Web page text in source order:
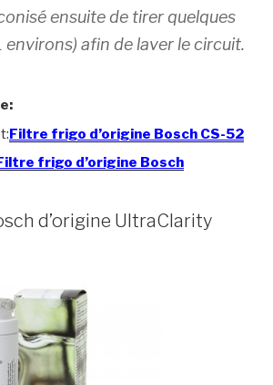
ensuite de tirer quelques
environs) afin de laver le circuit.
Filtre frigo d’origine Bosch CS-52
frigo d’origine Bosch
d’origine UltraClarity